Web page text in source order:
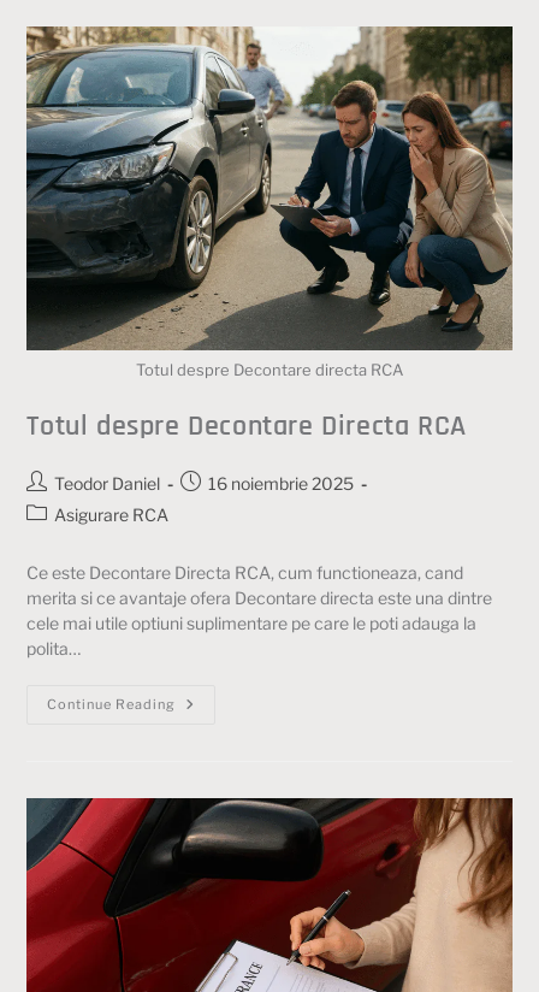
Totul despre Decontare directa RCA
Totul despre Decontare Directa RCA
Teodor Daniel
16 noiembrie 2025
Asigurare RCA
Ce este Decontare Directa RCA, cum functioneaza, cand
merita si ce avantaje ofera Decontare directa este una dintre
cele mai utile optiuni suplimentare pe care le poti adauga la
polita…
Continue Reading